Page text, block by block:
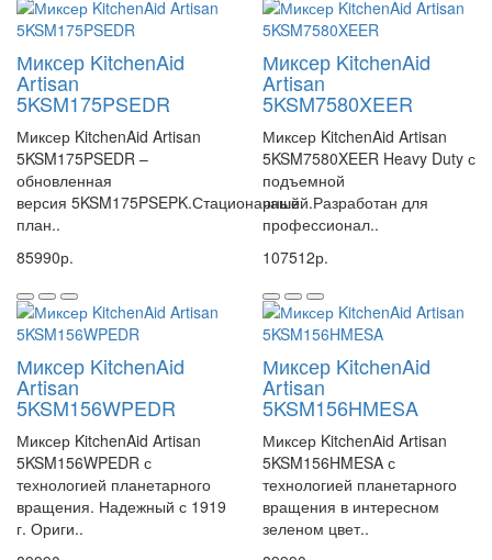
Миксер KitchenAid
Artisan
5KSM175PSEDR
Миксер KitchenAid Artisan
5KSM175PSEDR –
обновленная
версия 5KSM175PSEPK.Стационарный
план..
85990р.
Миксер KitchenAid
Artisan
5KSM7580XEER
Миксер KitchenAid Artisan
5KSM7580XEER Heavy Duty с
подъемной
чашей.Разработан для
профессионал..
107512р.
Миксер KitchenAid
Artisan
5KSM156WPEDR
Миксер KitchenAid Artisan
5KSM156WPEDR с
технологией планетарного
вращения. Надежный с 1919
г. Ориги..
Миксер KitchenAid
Artisan
5KSM156HMESA
Миксер KitchenAid Artisan
5KSM156HMESA с
технологией планетарного
вращения в интересном
зеленом цвет..